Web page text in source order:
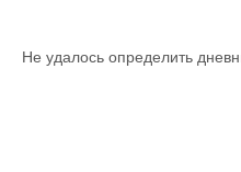
Не удалось определить